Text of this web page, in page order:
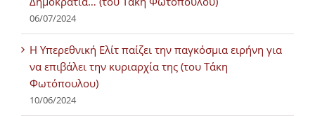
06/07/2024
H Υπερεθνική Ελίτ παίζει την παγκόσμια ειρήνη για
να επιβάλει την κυριαρχία της (του Τάκη
Φωτόπουλου)
10/06/2024